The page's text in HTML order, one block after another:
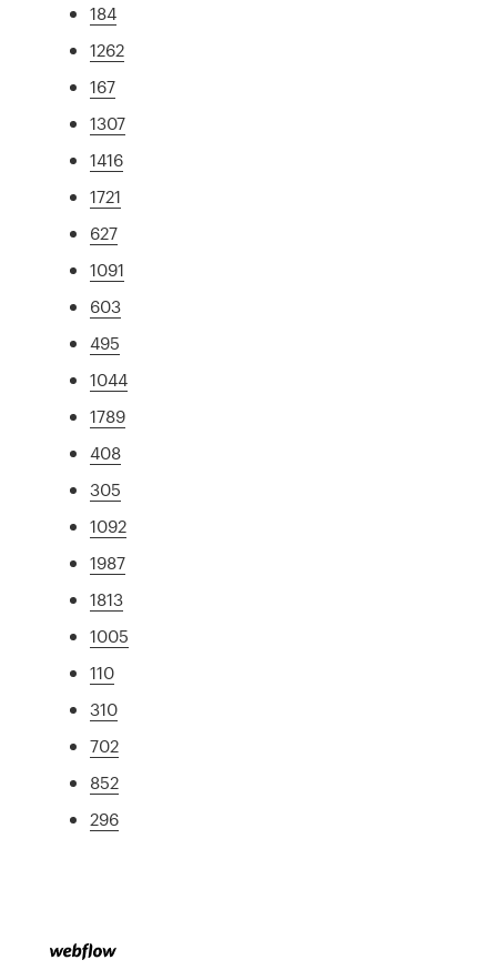
184
1262
167
1307
1416
1721
627
1091
603
495
1044
1789
408
305
1092
1987
1813
1005
110
310
702
852
296